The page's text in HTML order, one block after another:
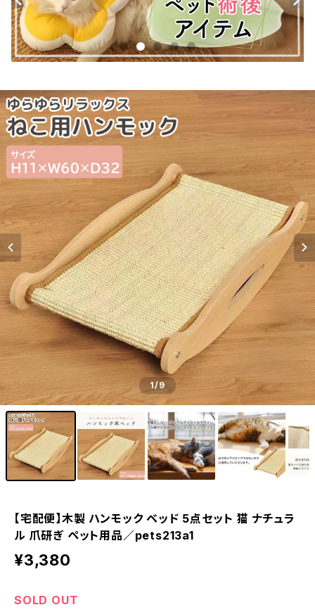
1/9
【宅配便】木製 ハンモック ベッド 5点セット 猫 ナチュラ
ル 爪研ぎ ペット用品／pets213a1
¥3,380
SOLD OUT